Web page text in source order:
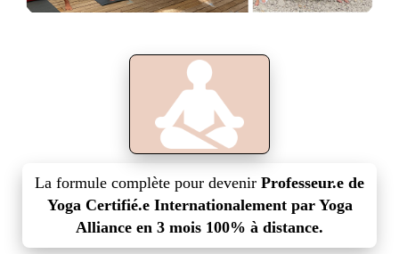
La formule complète pour devenir Professeur.e de
Yoga Certifié.e Internationalement par Yoga
Alliance en 3 mois 100% à distance.